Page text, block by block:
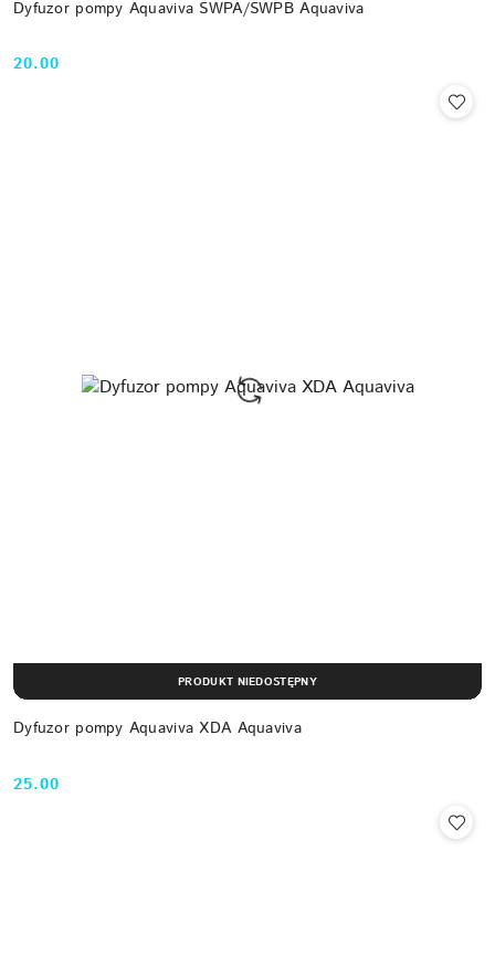
Dyfuzor pompy Aquaviva SWPA/SWPB Aquaviva
Cena:
20.00
Dyfuzor pompy Aquaviva XDA Aquaviva
Cena:
25.00
PRODUKT NIEDOSTĘPNY